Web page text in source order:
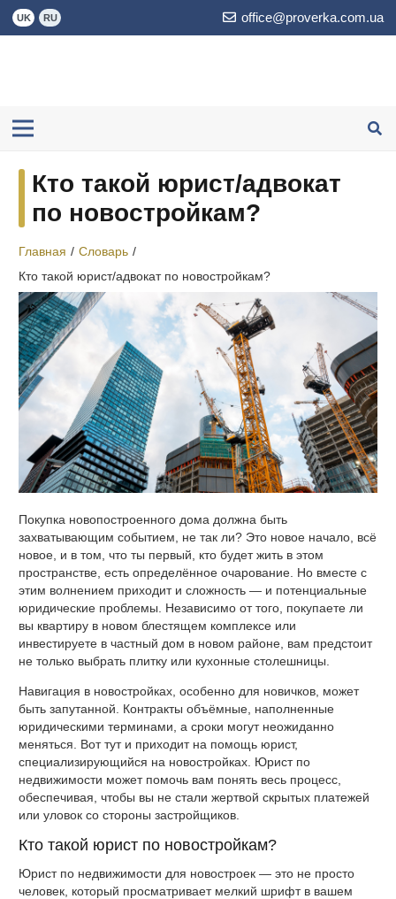
UK RU office@proverka.com.ua
Кто такой юрист/адвокат
по новостройкам?
Главная / Словарь /
Кто такой юрист/адвокат по новостройкам?
Покупка новопостроенного дома должна быть
захватывающим событием, не так ли? Это новое начало, всё
новое, и в том, что ты первый, кто будет жить в этом
пространстве, есть определённое очарование. Но вместе с
этим волнением приходит и сложность — и потенциальные
юридические проблемы. Независимо от того, покупаете ли
вы квартиру в новом блестящем комплексе или
инвестируете в частный дом в новом районе, вам предстоит
не только выбрать плитку или кухонные столешницы.
Навигация в новостройках, особенно для новичков, может
быть запутанной. Контракты объёмные, наполненные
юридическими терминами, а сроки могут неожиданно
меняться. Вот тут и приходит на помощь юрист,
специализирующийся на новостройках. Юрист по
недвижимости может помочь вам понять весь процесс,
обеспечивая, чтобы вы не стали жертвой скрытых платежей
или уловок со стороны застройщиков.
Кто такой юрист по новостройкам?
Юрист по недвижимости для новостроек — это не просто
человек, который просматривает мелкий шрифт в вашем